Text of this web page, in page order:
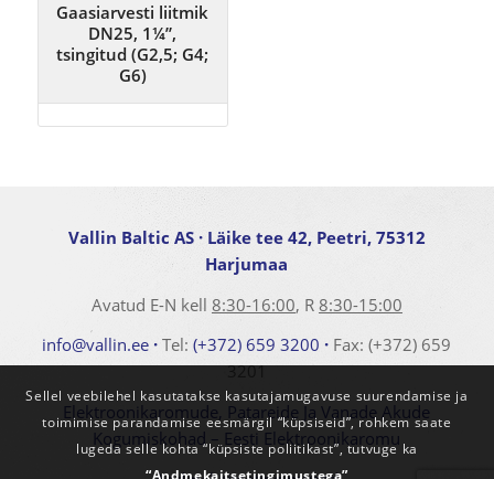
Gaasiarvesti liitmik
DN25, 1¼”,
tsingitud (G2,5; G4;
G6)
Vallin Baltic AS · Läike tee 42, Peetri, 75312
Harjumaa
Avatud E-N kell 8:30-16:00, R 8:30-15:00
info@vallin.ee · Tel:(+372) 659 3200 · Fax: (+372) 659
3201
Elektroonikaromude, Patareide Ja Vanade Akude
Kogumiskohad – Eesti Elektroonikaromu
Sellel veebilehel kasutatakse kasutajamugavuse suurendamise ja
toimimise parandamise eesmärgil “küpsiseid”, rohkem saate
lugeda selle kohta “küpsiste poliitikast”, tutvuge ka